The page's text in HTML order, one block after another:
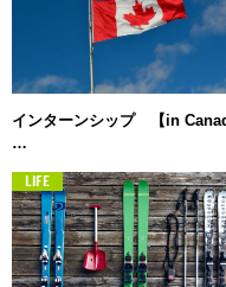
インターンシップ 【in
…
LIFE